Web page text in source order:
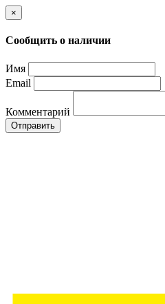
×
Сообщить о наличии
Имя
Email
Комментарий
Отправить